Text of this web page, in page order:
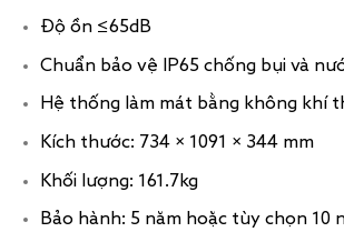
Độ ồn ≤65dB
Chuẩn bảo vệ IP65 chống bụi và
Hệ thống làm mát bằng không khí
Kích thước: 734 × 1091 × 344 mm
Khối lượng: 161.7kg
Bảo hành: 5 năm hoặc tùy chọn 10